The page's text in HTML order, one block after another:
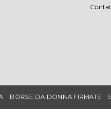
BORSE DA DONNA FIRMATE